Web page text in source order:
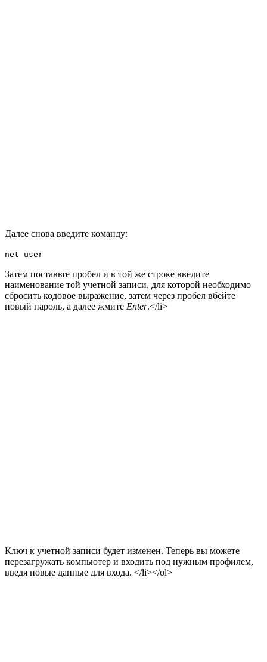
Далее снова введите команду:
net user
Затем поставьте пробел и в той же строке введите
наименование той учетной записи, для которой необходимо
сбросить кодовое выражение, затем через пробел вбейте
новый пароль, а далее жмите Enter.</li>
Ключ к учетной записи будет изменен. Теперь вы можете
перезагружать компьютер и входить под нужным профилем,
введя новые данные для входа. </li></ol>